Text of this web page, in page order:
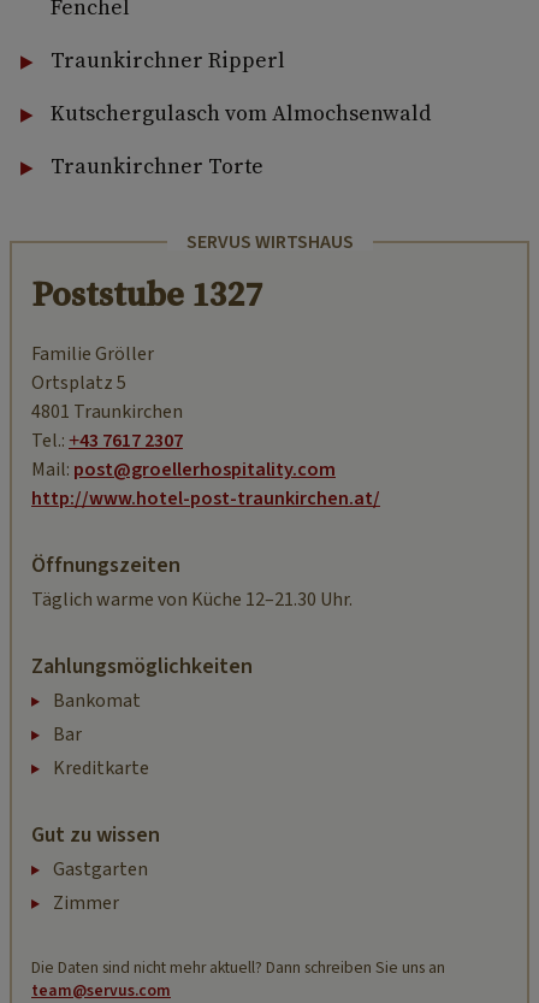
Fenchel
Traunkirchner Ripperl
Kutschergulasch vom Almochsenwald
Traunkirchner Torte
SERVUS WIRTSHAUS
Poststube 1327
Familie Gröller
Ortsplatz 5
4801 Traunkirchen
Tel.:+43 7617 2307
Mail: post@groellerhospitality.com
http://www.hotel-post-traunkirchen.at/
Öffnungszeiten
Täglich warme von Küche 12–21.30 Uhr.
Zahlungsmöglichkeiten
Bankomat
Bar
Kreditkarte
Gut zu wissen
Gastgarten
Zimmer
Die Daten sind nicht mehr aktuell? Dann schreiben Sie uns an
team@servus.com